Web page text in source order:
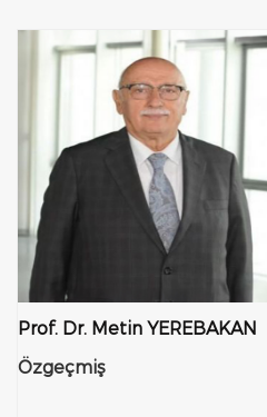
Prof. Dr. Metin YEREBAKAN
Özgeçmiş